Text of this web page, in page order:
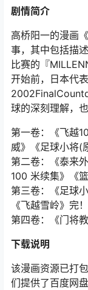
剧情简介
高桥阳一的漫画
事，其中包括描
比赛的『
开始前，日本代
球的深刻理解，
第一卷：《飞越
威》《足球小将(
第二卷：《泰来
100 米续集》《
第三卷：《足球
《飞越雪岭》完！
第四卷：《门将
下载说明
该漫画资源已打
们提供了百度网